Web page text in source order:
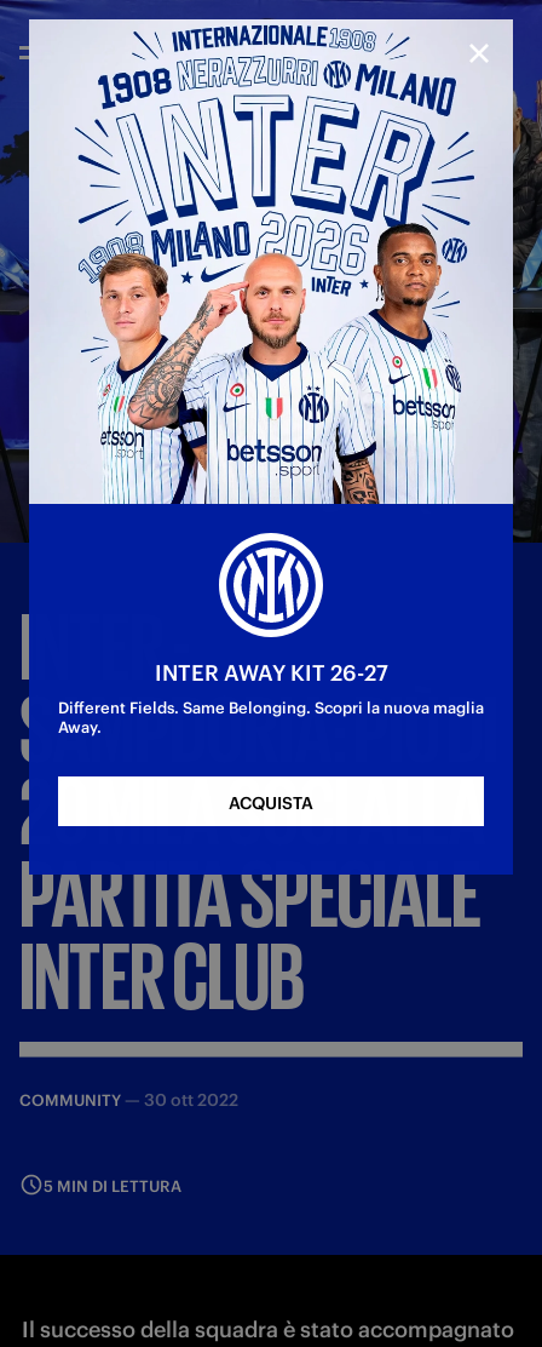
INTER-
SAMPDORIA:PIÙDI
20MILASOCIALLA
PARTITASPECIALE
INTERCLUB
COMMUNITY — 30 ott 2022
5 MIN DI LETTURA
Il successo della squadra è stato accompagnato
INTER AWAY KIT 26-27
Different Fields. Same Belonging. Scopri la nuova maglia
Away.
ACQUISTA